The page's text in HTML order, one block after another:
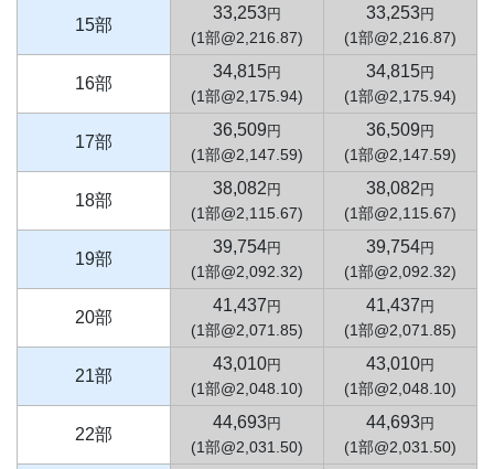
15部
33,253円
(1部@2,216.87)
33,253円
(1部@2,216.87)
16部
34,815円
(1部@2,175.94)
34,815円
(1部@2,175.94)
17部
36,509 円
(1部@2,147.59)
36,509 円
(1部@2,147.59)
18部
38,082 円
(1部@2,115.67)
38,082 円
(1部@2,115.67)
19部
39,754円
(1部@2,092.32)
39,754円
(1部@2,092.32)
20部
41,437 円
(1部@2,071.85)
41,437 円
(1部@2,071.85)
21部
43,010円
(1部@2,048.10)
43,010円
(1部@2,048.10)
22部
44,693円
(1部@2,031.50)
44,693円
(1部@2,031.50)